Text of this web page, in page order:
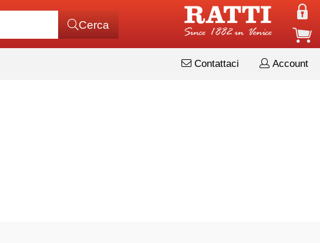
Cerca
Account
Contattaci